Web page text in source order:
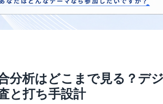
分析はどこまで見る？デ
と打ち手設計